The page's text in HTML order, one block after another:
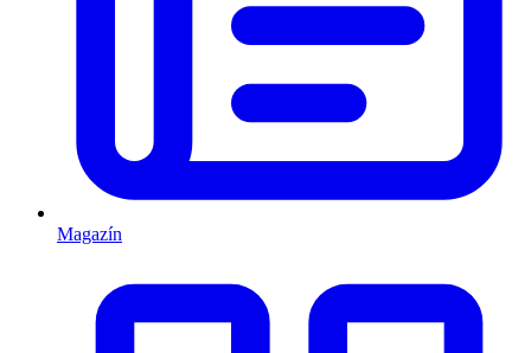
Magazín